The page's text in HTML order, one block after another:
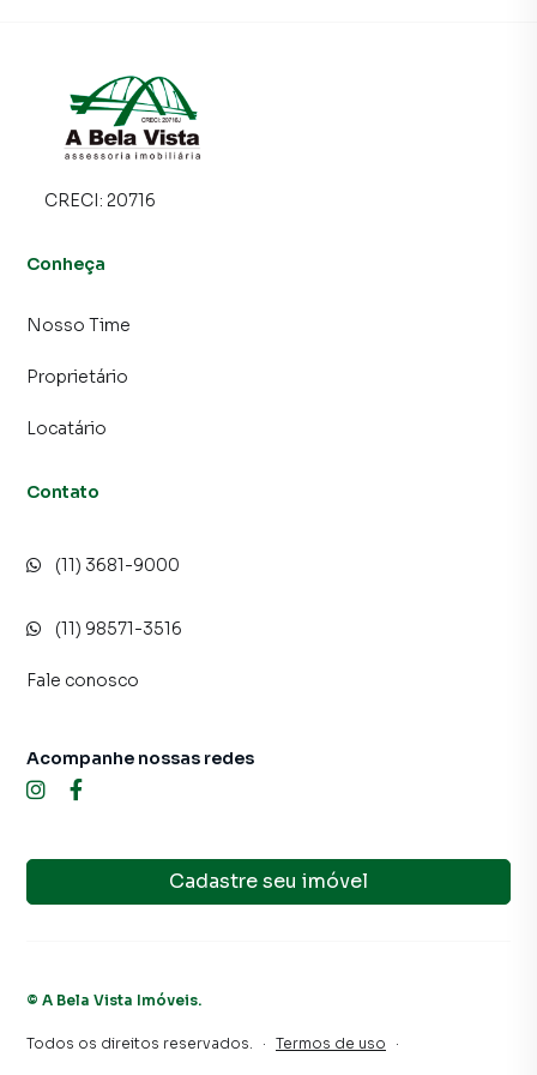
CRECI: 20716
Conheça
Nosso Time
Proprietário
Locatário
Contato
(11) 3681-9000
(11) 98571-3516
Fale conosco
Cadastre seu imóvel
Acompanhe nossas redes
© A Bela Vista Imóveis.
Todos os direitos reservados. · Termos de uso ·